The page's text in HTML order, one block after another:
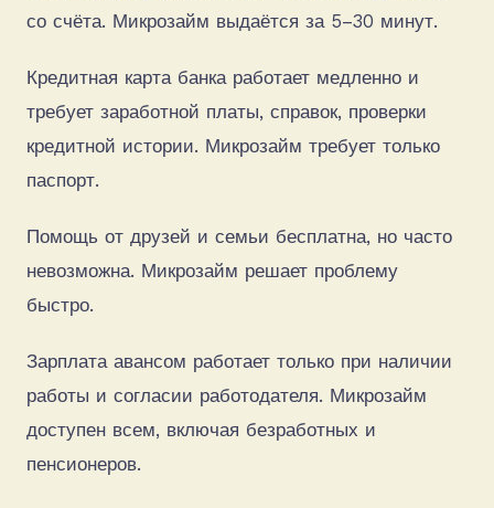
со счёта. Микрозайм выдаётся за 5–30 минут.
Кредитная карта банка работает медленно и
требует заработной платы, справок, проверки
кредитной истории. Микрозайм требует только
паспорт.
Помощь от друзей и семьи бесплатна, но часто
невозможна. Микрозайм решает проблему
быстро.
Зарплата авансом работает только при наличии
работы и согласии работодателя. Микрозайм
доступен всем, включая безработных и
пенсионеров.